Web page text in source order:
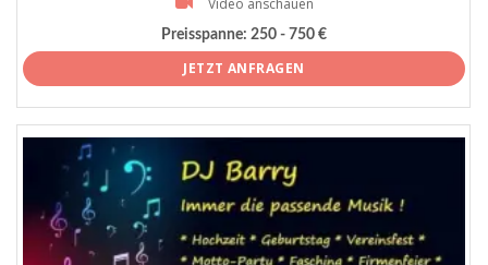
Video anschauen
Preisspanne: 250 - 750 €
JETZT ANFRAGEN